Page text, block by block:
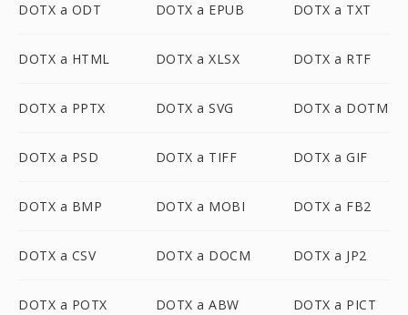
DOTX a ODT DOTX a EPUB DOTX a TXT
DOTX a HTML DOTX a XLSX DOTX a RTF
DOTX a PPTX DOTX a SVG DOTX a DOTM
DOTX a PSD DOTX a TIFF DOTX a GIF
DOTX a BMP DOTX a MOBI DOTX a FB2
DOTX a CSV DOTX a DOCM DOTX a JP2
DOTX a POTX DOTX a ABW DOTX a PICT